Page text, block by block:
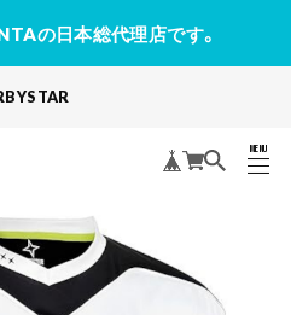
の日本総代理店です。
MENU
CLOSE